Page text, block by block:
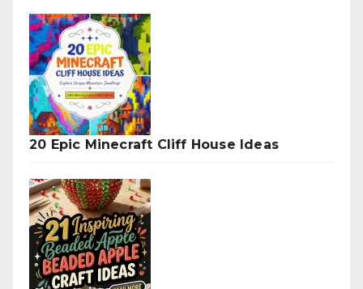
20 Epic Minecraft Cliff House Ideas